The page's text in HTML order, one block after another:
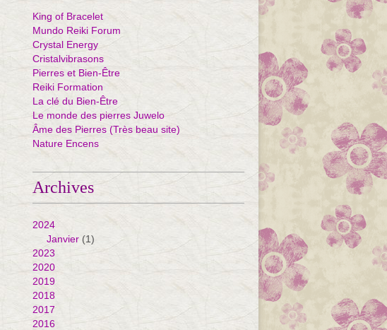
King of Bracelet
Mundo Reiki Forum
Crystal Energy
Cristalvibrasons
Pierres et Bien-Être
Reiki Formation
La clé du Bien-Être
Le monde des pierres Juwelo
Âme des Pierres (Très beau site)
Nature Encens
Archives
2024
Janvier (1)
2023
2020
2019
2018
2017
2016